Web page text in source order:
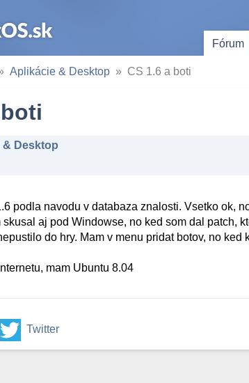
Fórum
Aplikácie & Desktop CS 1.6 a boti
Desktop
podla navodu v databaza znalosti. Vsetko ok,
aj pod Windowse, no ked som dal patch,
do hry. Mam v menu pridat botov, no ked
mam Ubuntu 8.04
Twitter